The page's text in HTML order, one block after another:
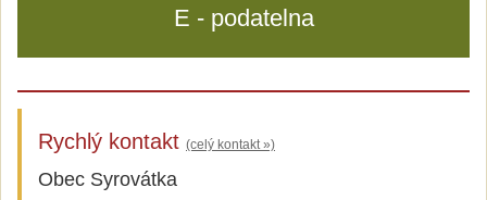
E - podatelna
Rychlý kontakt (celý kontakt »)
Obec Syrovátka